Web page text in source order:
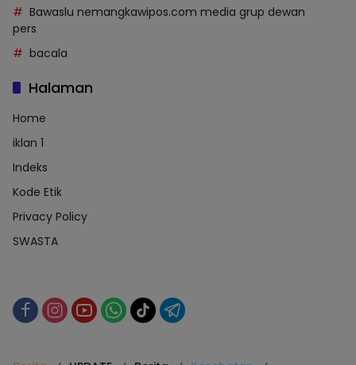
Bawaslu nemangkawipos.com media grup dewan
pers
bacala
Halaman
Home
iklan 1
Indeks
Kode Etik
Privacy Policy
SWASTA